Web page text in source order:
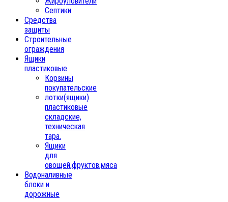
Септики
Средства
защиты
Строительные
ограждения
Ящики
пластиковые
Корзины
покупательские
лотки(ящики)
пластиковые
складские,
техническая
тара.
Ящики
для
овощей,фруктов,мяса
Водоналивные
блоки и
дорожные